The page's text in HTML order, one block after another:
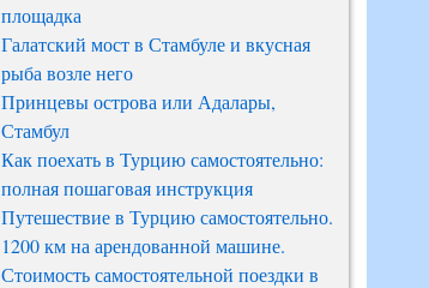
площадка
Галатский мост в Стамбуле и вкусная
рыба возле него
Принцевы острова или Адалары,
Стамбул
Как поехать в Турцию самостоятельно:
полная пошаговая инструкция
Путешествие в Турцию самостоятельно.
1200 км на арендованной машине.
Стоимость самостоятельной поездки в